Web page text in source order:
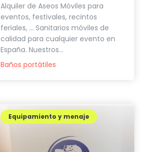
Alquiler de Aseos Móviles para
eventos, festivales, recintos
feriales, ... Sanitarios móviles de
calidad para cualquier evento en
España. Nuestros...
Baños portátiles
Equipamiento y menaje